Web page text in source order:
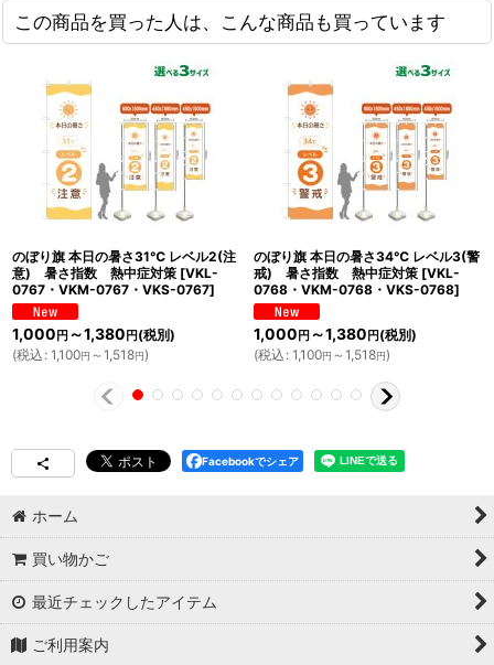
この商品を買った人は、こんな商品も買っています
のぼり旗 本日の暑さ31℃ レベル2(注
意) 暑さ指数 熱中症対策 [VKL-
0767・VKM-0767・VKS-0767]
1,000 円 ～1,380 円 (税別)
(税込 : 1,100円 ～1,518円)
のぼり旗 本日の暑さ34℃ レベル3(警
戒) 暑さ指数 熱中症対策 [VKL-
0768・VKM-0768・VKS-0768]
1,000 円 ～1,380 円 (税別)
(税込 : 1,100円 ～1,518円)
Facebookでシェア
ホーム
買い物かご
最近チェックしたアイテム
ご利用案内